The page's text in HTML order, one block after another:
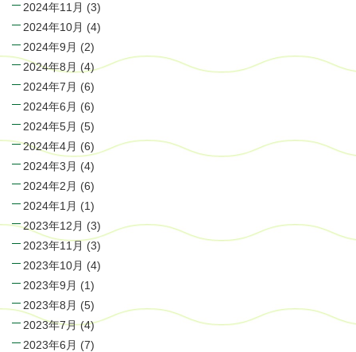
2024年11月 (3)
2024年10月 (4)
2024年9月 (2)
2024年8月 (4)
2024年7月 (6)
2024年6月 (6)
2024年5月 (5)
2024年4月 (6)
2024年3月 (4)
2024年2月 (6)
2024年1月 (1)
2023年12月 (3)
2023年11月(3)
2023年10月 (4)
2023年9月 (1)
2023年8月 (5)
2023年7月(4)
2023年6月 (7)